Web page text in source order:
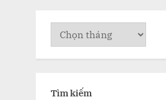
Lưu
trữ
Tìm kiếm